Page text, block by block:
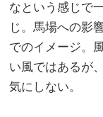
なという感じで
じ。馬場への影
でのイメージ。
い風ではあるが
気にしない。